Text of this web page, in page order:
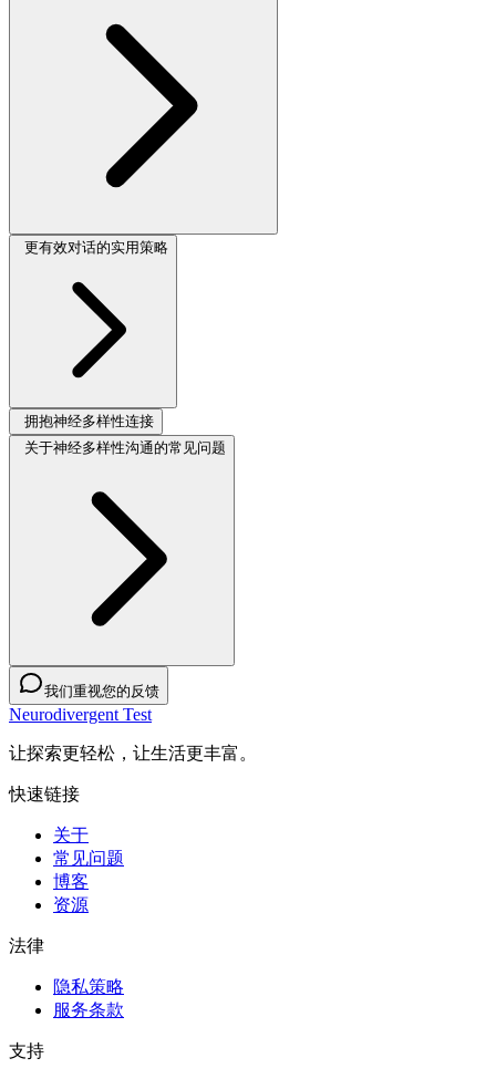
更有效对话的实用策略
拥抱神经多样性连接
关于神经多样性沟通的常见问题
我们重视您的反馈
Neurodivergent Test
让探索更轻松，让生活更丰富。
快速链接
关于
常见问题
博客
资源
法律
隐私策略
服务条款
支持